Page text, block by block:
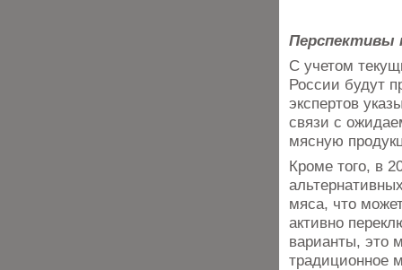
Перспективы
С учетом
России будут
экспертов
связи с
мясную
Кроме того, в
мяса, что
активно
варианты, это
традиционное